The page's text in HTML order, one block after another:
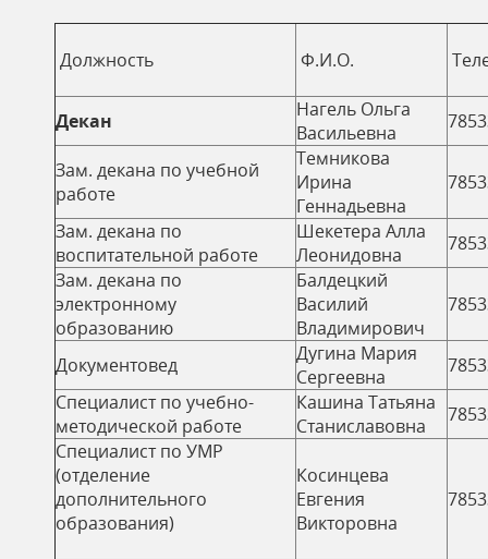
е
с
ь
Должность Ф.И.О.
Декан
Нагель Ольга
Васильевна
Зам. декана по учебной
работе
Темникова
Ирина
Геннадьевна
Зам. декана по
воспитательной работе
Шекетера Алла
Леонидовна
Зам. декана по
электронному
образованию
Балдецкий
Василий
Владимирович
Документовед
Дугина Мария
Сергеевна
Специалист по учебно-
методической работе
Кашина Татьяна
Станиславовна
Специалист по УМР
(отделение
дополнительного
образования)
Косинцева
Евгения
Викторовна